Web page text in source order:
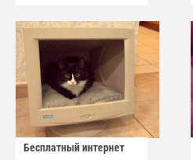
Бесплатный интернет